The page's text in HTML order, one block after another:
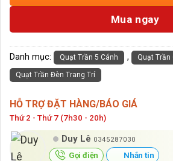
Mua ngay
Danh mục: Quạt Trần 5 Cánh , Quạt Trần
Quạt Trần Đèn Trang Trí
HỖ TRỢ ĐẶT HÀNG/BÁO GIÁ
Thứ 2 - Thứ 7 (7h30 - 20h)
Duy Lê 0345287030
Gọi điện Nhắn tin